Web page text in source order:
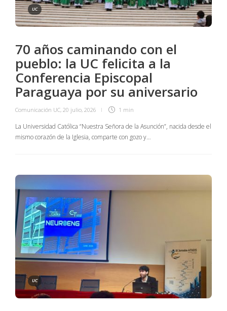
UC
70 años caminando con el
pueblo: la UC felicita a la
Conferencia Episcopal
Paraguaya por su aniversario
Comunicación UC, 20 julio, 2026 1 min
La Universidad Católica “Nuestra Señora de la Asunción”, nacida desde el
mismo corazón de la Iglesia, comparte con gozo y…
UC